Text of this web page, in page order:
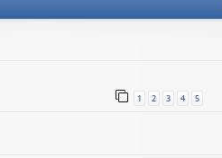
1 2 3 4 5